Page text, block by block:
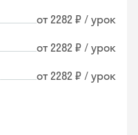
от 2282 ₽ / урок
от 2282 ₽ / урок
от 2282 ₽ / урок